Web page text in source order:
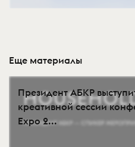
Еще материалы
Президент АБКР
креативной сессии
Expo 2...